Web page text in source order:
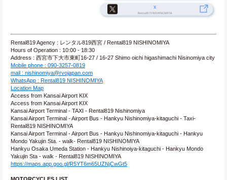
Rental819 Agency : レンタル819西宮 / Rental819 NISHINOMIYA
Hours of Operation : 10:00 - 18:30
Address : 西宮市下大市東町16-27 / 16-27 Shimo oichi higashimachi Nisinomiya city
Mobile phone : 090-3257-0819
mail : nishinomiya@rvojapan.com
WhatsApp : Rental819 NISHINOMIYA
Location Map
Access from Kansai Airport KIX
Access from Kansai Airport KIX
Kansai Airport Terminal - TAXI - Rental819 Nishinomiya
Kansai Airport Terminal - Airport Bus - Hankyu Nishinomiya-kitaguchi - Taxi-
Rental819 NISHINOMIYA
Kansai Airport Terminal - Airport Bus - Hankyu Nishinomiya-kitaguchi - Hankyu
Mondo Yakujin Sta. - walk- Rental819 NISHINOMIYA
Hankyu Osaka Umeda Station - Hankyu Nishinoiya-kitaguchi - Hankyu Mondo
Yakujin Sta - walk - Rental819 NISHINOMIYA
https://maps.app.goo.gl/R5YT6m65UZNjCwGt5